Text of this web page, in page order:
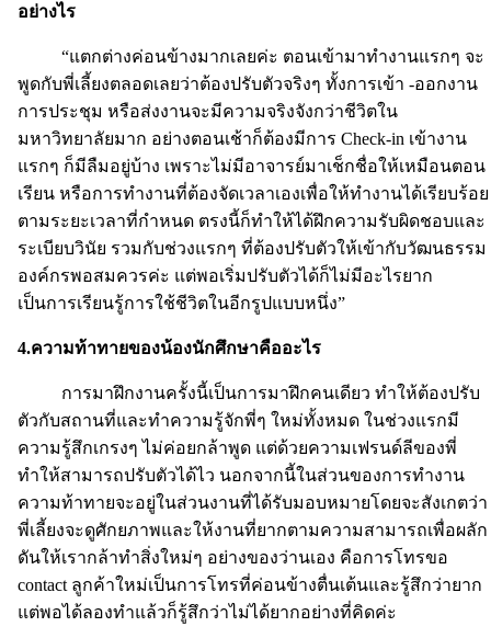
อย่างไร
“แตกต่างค่อนข้างมากเลยค่ะ ตอนเข้ามาทำงานแรกๆ จะ
พูดกับพี่เลี้ยงตลอดเลยว่าต้องปรับตัวจริงๆ ทั้งการเข้า -ออกงาน
การประชุม หรือส่งงานจะมีความจริงจังกว่าชีวิตใน
มหาวิทยาลัยมาก อย่างตอนเช้าก็ต้องมีการ Check-in เข้างาน
แรกๆ ก็มีลืมอยู่บ้าง เพราะไม่มีอาจารย์มาเช็กชื่อให้เหมือนตอน
เรียน หรือการทำงานที่ต้องจัดเวลาเองเพื่อให้ทำงานได้เรียบร้อย
ตามระยะเวลาที่กำหนด ตรงนี้ก็ทำให้ได้ฝึกความรับผิดชอบและ
ระเบียบวินัย รวมกับช่วงแรกๆ ที่ต้องปรับตัวให้เข้ากับวัฒนธรรม
องค์กรพอสมควรค่ะ แต่พอเริ่มปรับตัวได้ก็ไม่มีอะไรยาก
เป็นการเรียนรู้การใช้ชีวิตในอีกรูปแบบหนึ่ง”
4.ความท้าทายของน้องนักศึกษาคืออะไร
การมาฝึกงานครั้งนี้เป็นการมาฝึกคนเดียว ทำให้ต้องปรับ
ตัวกับสถานที่และทำความรู้จักพี่ๆ ใหม่ทั้งหมด ในช่วงแรกมี
ความรู้สึกเกรงๆ ไม่ค่อยกล้าพูด แต่ด้วยความเฟรนด์ลีของพี่
ทำให้สามารถปรับตัวได้ไว นอกจากนี้ในส่วนของการทำงาน
ความท้าทายจะอยู่ในส่วนงานที่ได้รับมอบหมายโดยจะสังเกตว่า
พี่เลี้ยงจะดูศักยภาพและให้งานที่ยากตามความสามารถเพื่อผลัก
ดันให้เรากล้าทำสิ่งใหม่ๆ อย่างของว่านเอง คือการโทรขอ
contact ลูกค้าใหม่เป็นการโทรที่ค่อนข้างตื่นเต้นและรู้สึกว่ายาก
แต่พอได้ลองทำแล้วก็รู้สึกว่าไม่ได้ยากอย่างที่คิดค่ะ